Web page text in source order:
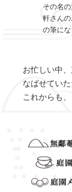
その名
軒さん
の筆に
お忙しい中
なばせてい
これからも